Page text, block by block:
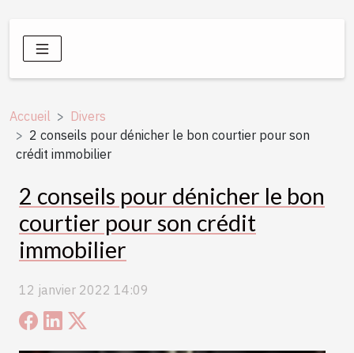
Accueil
Divers
2 conseils pour dénicher le bon courtier pour son
crédit immobilier
2 conseils pour dénicher le bon
courtier pour son crédit
immobilier
12 janvier 2022 14:09